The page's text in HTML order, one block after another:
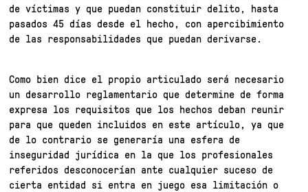
de víctimas y que puedan constituir delito, hasta
pasados 45 días desde el hecho, con apercibimiento
de las responsabilidades que puedan derivarse.
Como bien dice el propio articulado será necesario
un desarrollo reglamentario que determine de forma
expresa los requisitos que los hechos deban reunir
para que queden incluidos en este artículo, ya que
de lo contrario se generaría una esfera de
inseguridad jurídica en la que los profesionales
referidos desconocerían ante cualquier suceso de
cierta entidad si entra en juego esa limitación o